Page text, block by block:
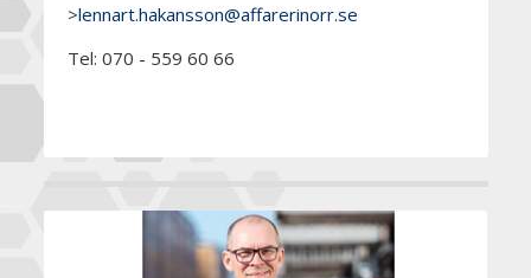
>lennart.hakansson@affarerinorr.se
Tel: 070 - 559 60 66